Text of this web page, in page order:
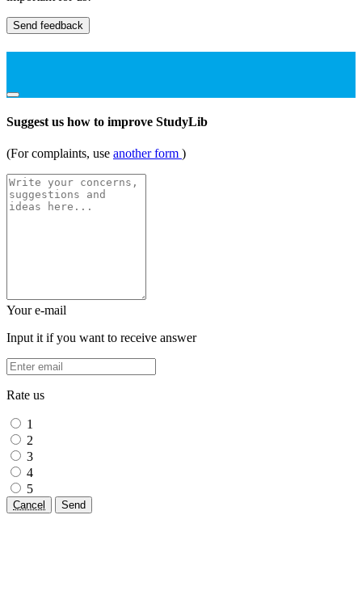
Send feedback
Suggest us how to improve StudyLib
(For complaints, use another form )
Your e-mail
Input it if you want to receive answer
Rate us
1
2
3
4
5
Cancel Send